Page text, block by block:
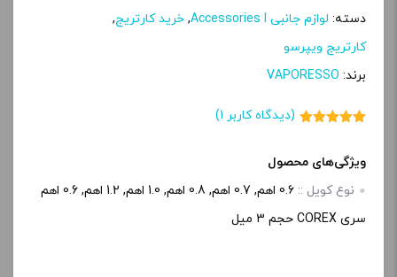
دسته: لوازم جانبی Accessories l , خرید کارتریج,
کارتریج ویپرسو
برند: VAPORESSO
مشتری
(دیدگاه کاربر 1
)
ویژگی‌های محصول
نوع کویل ::
0.6 اهم, 0.7 اهم, 0.8 اهم, 1.0 اهم, 1.2 اهم, 0.6 اهم
سری COREX حجم 3 میل